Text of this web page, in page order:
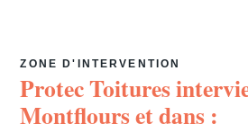
ZONE D'INTERVENTION
Protec Toitures
Montflourset dans :